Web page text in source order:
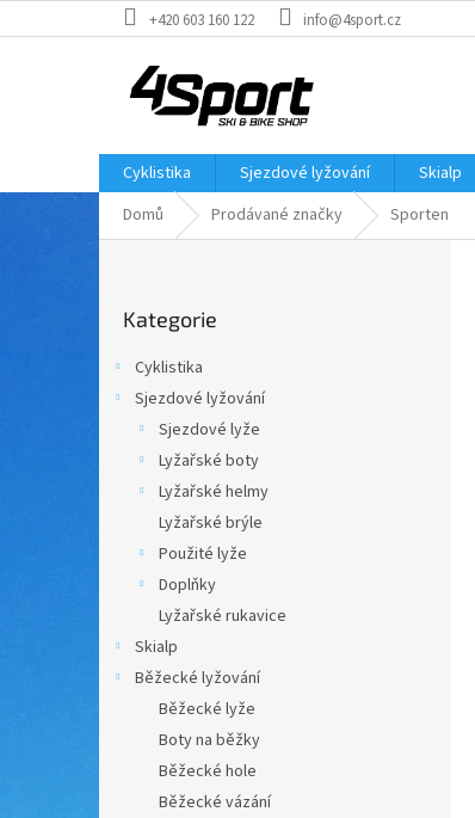
na
+420 603 160 122 info@4sport.cz
Cyklistika Sjezdové lyžování Skialp
Domů
Prodávané značky Sporten
kategorie
Kategorie
Cyklistika
Sjezdové lyžování
Sjezdové lyže
Lyžařské boty
Lyžařské helmy
Lyžařské brýle
Použité lyže
Doplňky
Lyžařské rukavice
Skialp
Běžecké lyžování
Běžecké lyže
Boty na běžky
Běžecké hole
Běžecké vázání